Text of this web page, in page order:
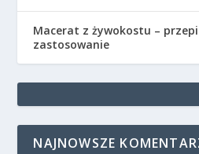
Macerat z żywokostu –
zastosowanie
NAJNOWSZE